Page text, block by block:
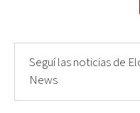
Seguí las noticias de
News